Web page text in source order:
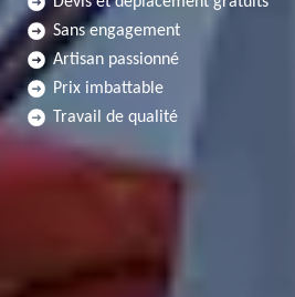
Sans engagement
Artisan passionné
Prix imbattable
Travail de qualité